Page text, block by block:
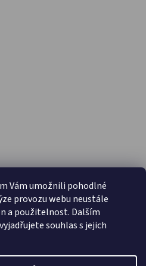
Vám umožnili pohodlné
provozu webu neustále
a použitelnost. Dalším
souhlas s jejich
PLATBY